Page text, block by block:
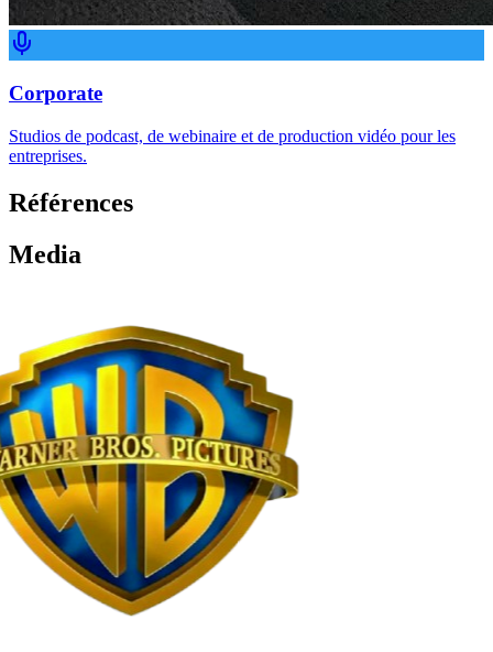
Corporate
Studios de podcast, de webinaire et de production vidéo pour les
entreprises.
Références
Media